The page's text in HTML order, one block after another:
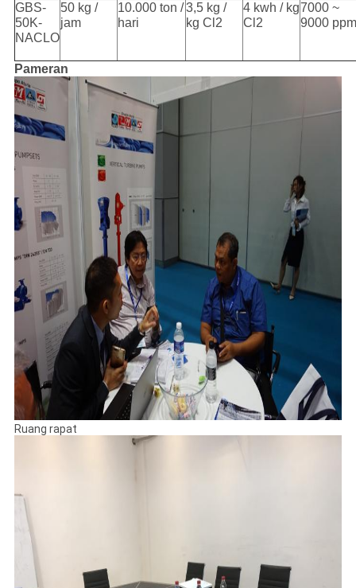
GBS-
50K-
NACLO
50 kg /
jam
10.000 ton /
hari
3,5 kg /
kg Cl2
4 kwh / kg
Cl2
7000 ~
9000 ppm
Pameran
Ruang rapat